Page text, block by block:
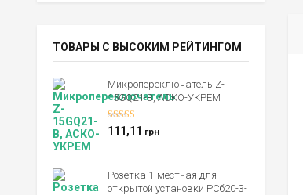
ТОВАРЫ С ВЫСОКИМ РЕЙТИНГОМ
Микропереключатель Z-
15GQ21-B, АСКО-УКРЕМ
Оценка5.00
из 5
111,11 грн
Розетка 1-местная для
открытой установки РСб20-3-